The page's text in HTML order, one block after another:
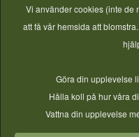
Kontrollerat 2026-07-22.
Frukt , Äpple
Vi använder cookies (inte de
att få vår hemsida att
Göra din upplevelse
Hålla koll på hur våra
Vattna din upplevelse